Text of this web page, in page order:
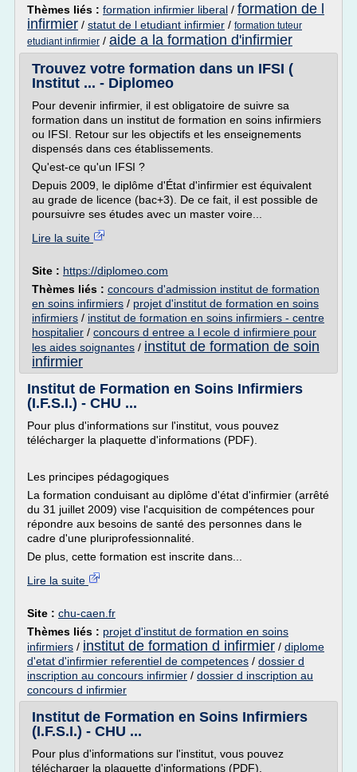
Thèmes liés : formation infirmier liberal / formation de l
infirmier / statut de l etudiant infirmier / formation tuteur
etudiant infirmier / aide a la formation d'infirmier
Trouvez votre formation dans un IFSI (
Institut ... - Diplomeo
Pour devenir infirmier, il est obligatoire de suivre sa
formation dans un institut de formation en soins infirmiers
ou IFSI. Retour sur les objectifs et les enseignements
dispensés dans ces établissements.
Qu'est-ce qu'un IFSI ?
Depuis 2009, le diplôme d'État d'infirmier est équivalent
au grade de licence (bac+3). De ce fait, il est possible de
poursuivre ses études avec un master voire...
Lire la suite
Site : https://diplomeo.com
Thèmes liés : concours d'admission institut de formation
en soins infirmiers / projet d'institut de formation en soins
infirmiers / institut de formation en soins infirmiers - centre
hospitalier / concours d entree a l ecole d infirmiere pour
les aides soignantes / institut de formation de soin
infirmier
Institut de Formation en Soins Infirmiers
(I.F.S.I.) - CHU ...
Pour plus d'informations sur l'institut, vous pouvez
télécharger la plaquette d'informations (PDF).
Les principes pédagogiques
La formation conduisant au diplôme d'état d'infirmier (arrêté
du 31 juillet 2009) vise l'acquisition de compétences pour
répondre aux besoins de santé des personnes dans le
cadre d'une pluriprofessionnalité.
De plus, cette formation est inscrite dans...
Lire la suite
Site : chu-caen.fr
Thèmes liés : projet d'institut de formation en soins
infirmiers / institut de formation d infirmier / diplome
d'etat d'infirmier referentiel de competences / dossier d
inscription au concours infirmier / dossier d inscription au
concours d infirmier
Institut de Formation en Soins Infirmiers
(I.F.S.I.) - CHU ...
Pour plus d'informations sur l'institut, vous pouvez
télécharger la plaquette d'informations (PDF).